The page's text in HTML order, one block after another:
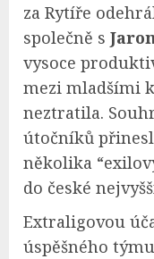
za Rytíře
společně s
vysoce
mezi mladšími
neztratila.
útočníků
několika
do české
Extraligovou
úspěšného